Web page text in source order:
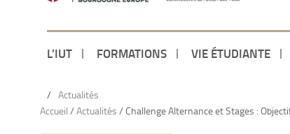
L’IUT FORMATIONS VIE ÉTUDIANTE
/ Actualités
Accueil / Actualités / Challenge Alternance et Stages :